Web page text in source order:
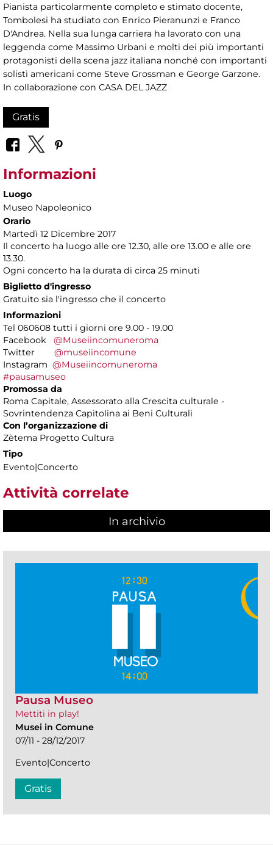
Pianista particolarmente completo e stimato docente,
Tombolesi ha studiato con Enrico Pieranunzi e Franco
D'Andrea. Nella sua lunga carriera ha lavorato con una
leggenda come Massimo Urbani e molti dei più importanti
protagonisti della scena jazz italiana nonché con importanti
solisti americani come Steve Grossman e George Garzone.
In collaborazione con CASA DEL JAZZ
Gratis
Informazioni
Luogo
Museo Napoleonico
Orario
Martedì 12 Dicembre 2017
Il concerto ha luogo alle ore 12.30, alle ore 13.00 e alle ore
13.30.
Ogni concerto ha la durata di circa 25 minuti
Biglietto d'ingresso
Gratuito sia l'ingresso che il concerto
Informazioni
Tel 060608 tutti i giorni ore 9.00 - 19.00
Facebook @Museiincomuneroma
Twitter @museiincomune
Instagram @Museiincomuneroma
#pausamuseo
Promossa da
Roma Capitale, Assessorato alla Crescita culturale -
Sovrintendenza Capitolina ai Beni Culturali
Con l’organizzazione di
Zètema Progetto Cultura
Tipo
Evento|Concerto
Attività correlate
In archivio
Pausa Museo
Mettiti in play!
Musei in Comune
07/11 - 28/12/2017
Evento|Concerto
Gratis